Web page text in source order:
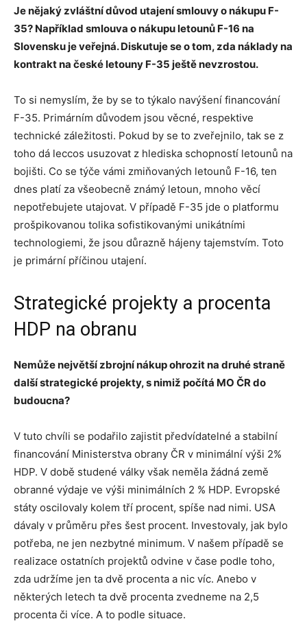
Je nějaký zvláštní důvod utajení smlouvy o nákupu F-
35? Například smlouva o nákupu letounů F-16 na
Slovensku je veřejná. Diskutuje se o tom, zda náklady na
kontrakt na české letouny F-35 ještě nevzrostou.
To si nemyslím, že by se to týkalo navýšení financování
F-35. Primárním důvodem jsou věcné, respektive
technické záležitosti. Pokud by se to zveřejnilo, tak se z
toho dá leccos usuzovat z hlediska schopností letounů na
bojišti. Co se týče vámi zmiňovaných letounů F-16, ten
dnes platí za všeobecně známý letoun, mnoho věcí
nepotřebujete utajovat. V případě F-35 jde o platformu
prošpikovanou tolika sofistikovanými unikátními
technologiemi, že jsou důrazně hájeny tajemstvím. Toto
je primární příčinou utajení.
Strategické projekty a procenta
HDP na obranu
Nemůže největšízbrojnínákup ohrozit na druhéstraně
dalšístrategicképrojekty, s nimiž počítá MO ČR do
budoucna?
V tuto chvíli se podařilo zajistit předvídatelné a stabilní
financování Ministerstva obrany ČR v minimální výši 2%
HDP. V době studené války však neměla žádná země
obranné výdaje ve výši minimálních 2 % HDP. Evropské
státy oscilovaly kolem tří procent, spíše nad nimi. USA
dávaly v průměru přes šest procent. Investovaly, jak bylo
potřeba, ne jen nezbytné minimum. V našem případě se
realizace ostatních projektů odvine v čase podle toho,
zda udržíme jen ta dvě procenta a nic víc. Anebo v
některých letech ta dvě procenta zvedneme na 2,5
procenta či více. A to podle situace.